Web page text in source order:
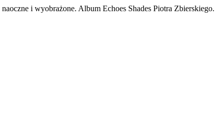
i wyobrażone. Album Echoes Shades Piotra Zbierskiego.